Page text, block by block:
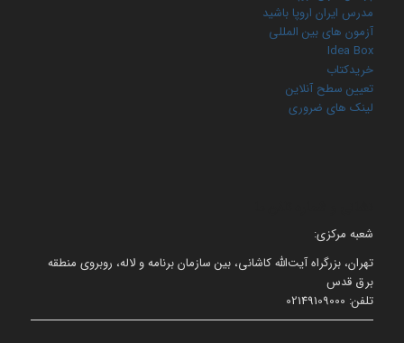
مدرس ایران اروپا باشید
آزمون های بین المللی
Idea Box
خریدکتاب
تعیین سطح آنلاین
لینک های ضروری
شعبه مرکزی:
تهران، بزرگراه آیت‌الله کاشانی، بین سازمان برنامه و لاله، روبروی منطقه
برق قدس
تلفن: 02149109000